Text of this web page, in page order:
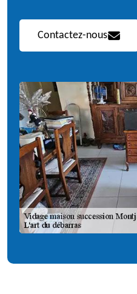
Contactez-nous